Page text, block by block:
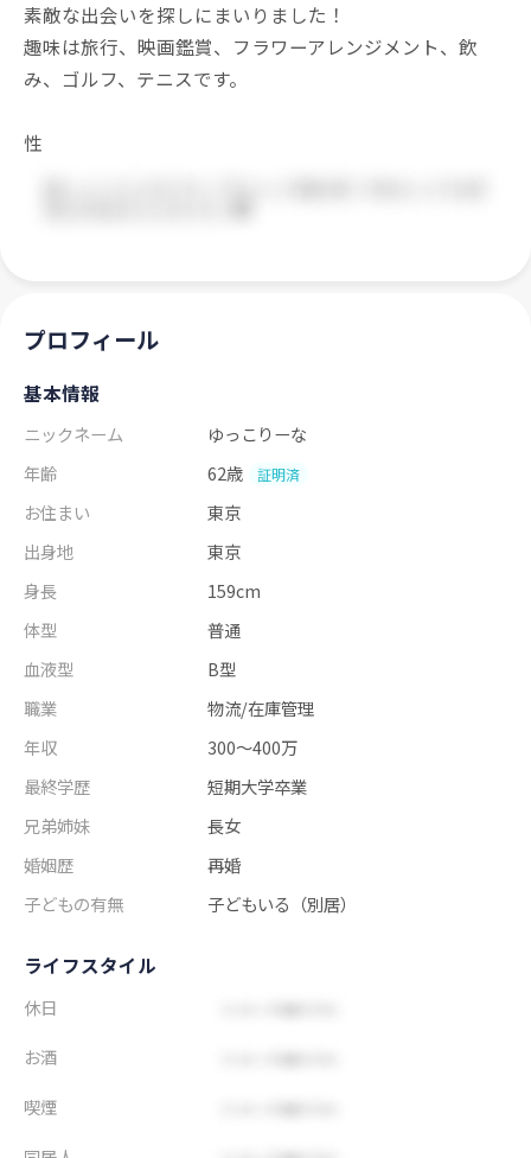
素敵な出会いを探しにまいりました！
趣味は旅行、映画鑑賞、フラワーアレンジメント、飲
み、ゴルフ、テニスです。
性
プロフィール
基本情報
ニックネーム
ゆっこりーな
年齢
62歳 証明済
お住まい
東京
出身地
東京
身長
159cm
体型
普通
血液型
B型
職業
物流/在庫管理
年収
300～400万
最終学歴
短期大学卒業
兄弟姉妹
長女
婚姻歴
再婚
子どもの有無
子どもいる（別居）
ライフスタイル
休日
お酒
喫煙